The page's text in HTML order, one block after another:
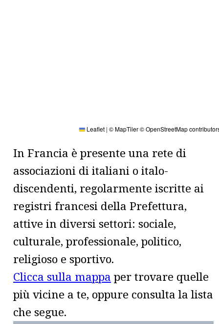
Leaflet | © MapTiler© OpenStreetMap
In Francia è presente una rete di
associazioni di italiani o italo-
discendenti, regolarmente iscritte ai
registri francesi della Prefettura,
attive in diversi settori: sociale,
culturale, professionale, politico,
religioso e sportivo.
Clicca sulla mappaper trovare quelle
più vicine a te, oppure consulta la lista
che segue.